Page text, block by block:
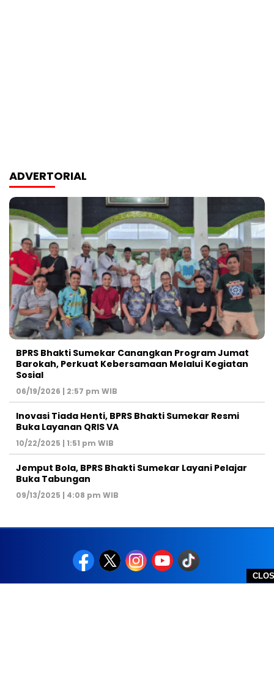
ADVERTORIAL
BPRS Bhakti Sumekar Canangkan Program Jumat
Barokah, Perkuat Kebersamaan Melalui Kegiatan
Sosial
06/19/2026 | 2:57 pm WIB
Inovasi Tiada Henti, BPRS Bhakti Sumekar Resmi
Buka Layanan QRIS VA
10/22/2025 | 1:51 pm WIB
Jemput Bola, BPRS Bhakti Sumekar Layani Pelajar
Buka Tabungan
09/13/2025 | 4:08 pm WIB